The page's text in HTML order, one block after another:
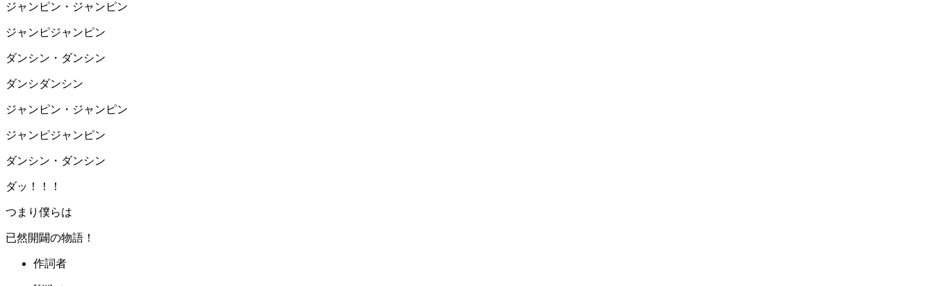
ジャンピン・ジャンピン
ジャンピジャンピン
ダンシン・ダンシン
ダンシダンシン
ジャンピン・ジャンピン
ジャンピジャンピン
ダンシン・ダンシン
ダッ！！！
つまり僕らは
已然開闢の物語！
作詞者